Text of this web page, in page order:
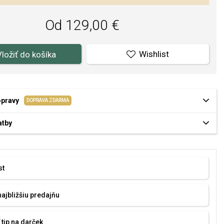
Od 129,00 €
do košíka Wishlist
DOPRAVA ZDARMA
predajňu
na darček